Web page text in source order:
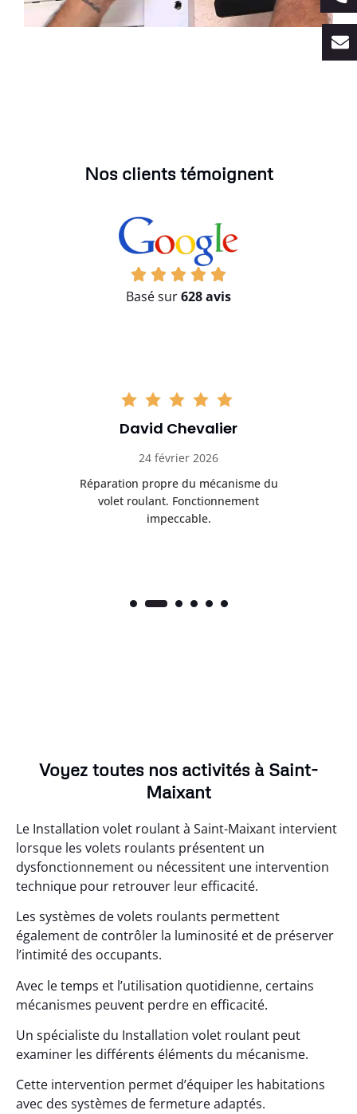
Nos clients témoignent
Basé sur628 avis
David Chevalier
24 février 2026
Réparation propre du mécanisme du
volet roulant. Fonctionnement
impeccable.
Voyez toutes nos activités à Saint-
Maixant
Le Installation volet roulant à Saint-Maixant intervient
lorsque les volets roulants présentent un
dysfonctionnement ou nécessitent une intervention
technique pour retrouver leur efficacité.
Les systèmes de volets roulants permettent
également de contrôler la luminosité et de préserver
l’intimité des occupants.
Avec le temps et l’utilisation quotidienne, certains
mécanismes peuvent perdre en efficacité.
Un spécialiste du Installation volet roulant peut
examiner les différents éléments du mécanisme.
Cette intervention permet d’équiper les habitations
avec des systèmes de fermeture adaptés.